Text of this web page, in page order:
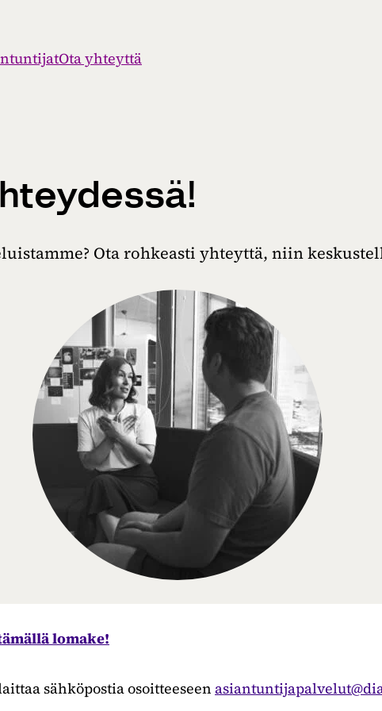
Ota yh­teyt­tä
Ota roh­keas­ti yh­teyt­tä, niin
lo­ma­ke!
säh­kö­pos­tia osoit­tee­seen